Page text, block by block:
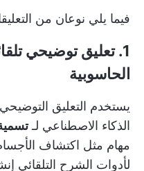
فيما يلي نوعان من
1. تعليق توضيحي
الحاسوبية
يستخدم التعليق
الذكاء الاصطناعي لـ
مهام مثل اكتشاف
لأدوات الشرح التلقائي